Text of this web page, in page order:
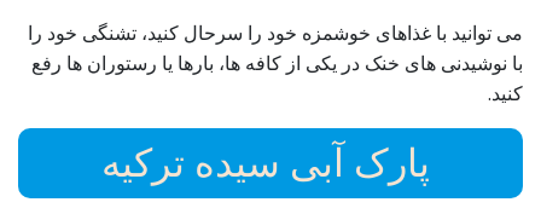
می توانید با غذاهای خوشمزه خود را سرحال کنید، تشنگی خود را
با نوشیدنی های خنک در یکی از کافه ها، بارها یا رستوران ها رفع
کنید.
پارک آبی سیده ترکیه